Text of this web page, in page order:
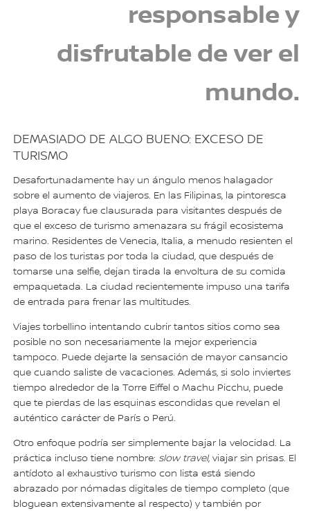
responsable y
disfrutable de ver el
mundo.
DEMASIADO DE ALGO BUENO: EXCESO DE
TURISMO
Desafortunadamente hay un ángulo menos halagador
sobre el aumento de viajeros. En las Filipinas, la pintoresca
playa Boracay fue clausurada para visitantes después de
que el exceso de turismo amenazara su frágil ecosistema
marino. Residentes de Venecia, Italia, a menudo resienten el
paso de los turistas por toda la ciudad, que después de
tomarse una selfie, dejan tirada la envoltura de su comida
empaquetada. La ciudad recientemente impuso una tarifa
de entrada para frenar las multitudes.
Viajes torbellino intentando cubrir tantos sitios como sea
posible no son necesariamente la mejor experiencia
tampoco. Puede dejarte la sensación de mayor cansancio
que cuando saliste de vacaciones. Además, si solo inviertes
tiempo alrededor de la Torre Eiffel o Machu Picchu, puede
que te pierdas de las esquinas escondidas que revelan el
auténtico carácter de París o Perú.
Otro enfoque podría ser simplemente bajar la velocidad. La
práctica incluso tiene nombre: slow travel, viajar sin prisas. El
antídoto al exhaustivo turismo con lista está siendo
abrazado por nómadas digitales de tiempo completo (que
bloguean extensivamente al respecto) y también por